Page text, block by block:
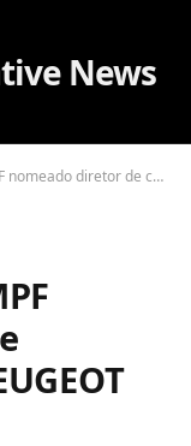
de comunicação da PEUGEOT